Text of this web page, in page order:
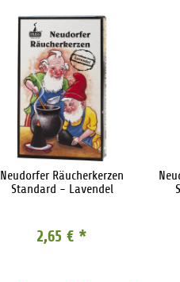
Neudorfer Räucherkerzen
Standard - Lavendel
2,65 € *